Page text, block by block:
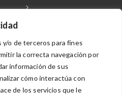
y/o de terceros para fines
la correcta navegación por
información de sus
cómo interactúa con
de los servicios que le